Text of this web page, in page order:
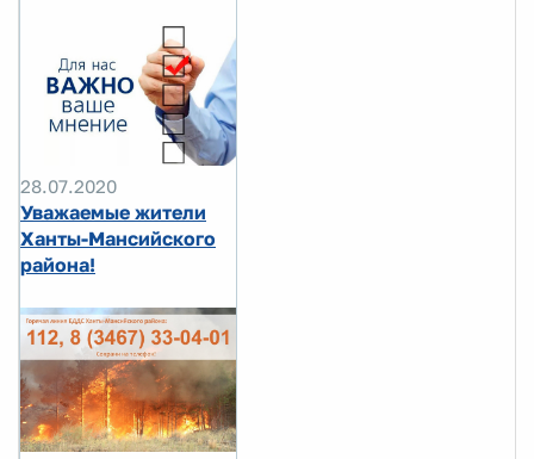
28.07.2020
Уважаемые жители
Ханты-Мансийского
района!